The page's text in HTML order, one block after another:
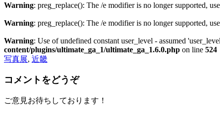
Warning: preg_replace(): The /e modifier is no longer supported,
Warning: preg_replace(): The /e modifier is no longer supported,
Warning: Use of undefined constant user_level - assumed
content/plugins/ultimate_ga_1/ultimate_ga_1.6.0.php on line 524
写真展, 近畿
コメントをどうぞ
ご意見お待ちしております！